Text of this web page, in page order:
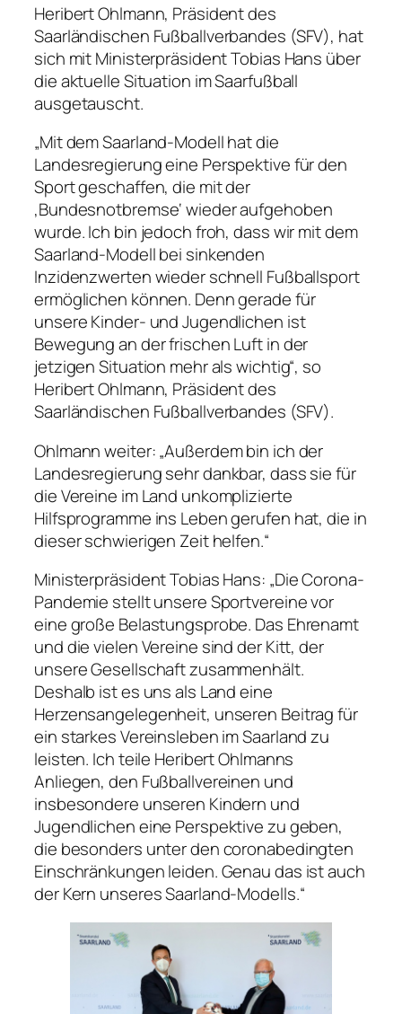
Heribert Ohlmann, Präsident des
Saarländischen Fußballverbandes (SFV), hat
sich mit Ministerpräsident Tobias Hans über
die aktuelle Situation im Saarfußball
ausgetauscht.
„Mit dem Saarland-Modell hat die
Landesregierung eine Perspektive für den
Sport geschaffen, die mit der
‚Bundesnotbremse‘ wieder aufgehoben
wurde. Ich bin jedoch froh, dass wir mit dem
Saarland-Modell bei sinkenden
Inzidenzwerten wieder schnell Fußballsport
ermöglichen können. Denn gerade für
unsere Kinder- und Jugendlichen ist
Bewegung an der frischen Luft in der
jetzigen Situation mehr als wichtig“, so
Heribert Ohlmann, Präsident des
Saarländischen Fußballverbandes (SFV).
Ohlmann weiter: „Außerdem bin ich der
Landesregierung sehr dankbar, dass sie für
die Vereine im Land unkomplizierte
Hilfsprogramme ins Leben gerufen hat, die in
dieser schwierigen Zeit helfen.“
Ministerpräsident Tobias Hans: „Die Corona-
Pandemie stellt unsere Sportvereine vor
eine große Belastungsprobe. Das Ehrenamt
und die vielen Vereine sind der Kitt, der
unsere Gesellschaft zusammenhält.
Deshalb ist es uns als Land eine
Herzensangelegenheit, unseren Beitrag für
ein starkes Vereinsleben im Saarland zu
leisten. Ich teile Heribert Ohlmanns
Anliegen, den Fußballvereinen und
insbesondere unseren Kindern und
Jugendlichen eine Perspektive zu geben,
die besonders unter den coronabedingten
Einschränkungen leiden. Genau das ist auch
der Kern unseres Saarland-Modells.“